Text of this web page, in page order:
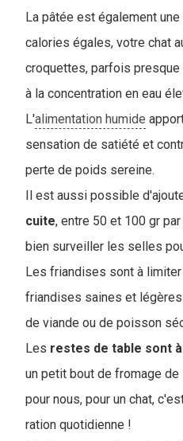
La pâtée est également
calories égales, votre chat
croquettes, parfois
à la concentration en eau
L'alimentation humide
sensation de satiété et
perte de poids sereine.
Il est aussi possible
cuite, entre 50 et 100 gr
bien surveiller les selles
Les friandises sont à
friandises saines et
de viande ou de poisson
Les restes de table sont
un petit bout de fromage
pour nous, pour un chat,
ration quotidienne !